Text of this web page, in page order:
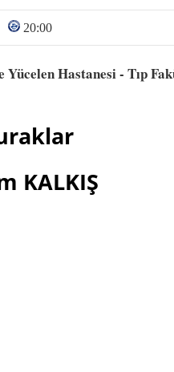
20:00
Hastanesi - Tıp
KALKIŞ